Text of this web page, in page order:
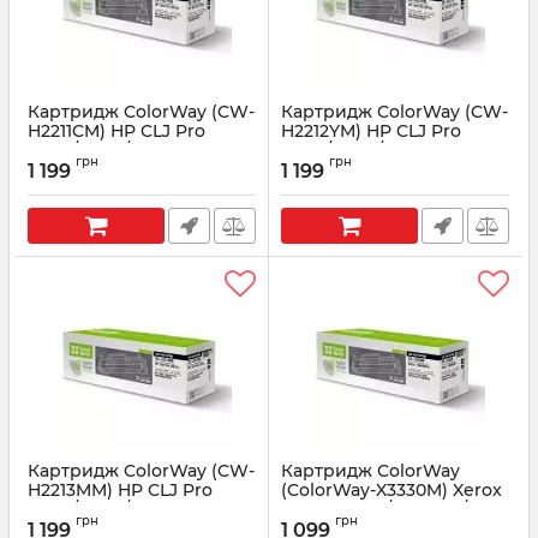
Картридж ColorWay (CW-
H2211CM) HP CLJ Pro
M255/M282/M283 Cyan
(W2211A)
Артикул: CW-H2211CM
1 199 грн
Картридж ColorWay (CW-
H2212YM) HP CLJ Pro
M255/M282/M283 Yellow
(W2212A)
Артикул: CW-H2212YM
1 199 грн
Картридж ColorWay (CW-
H2213MM) HP CLJ Pro
M255/M282/M283
Magenta (W2213A)
1 199 грн
Картридж ColorWay
(ColorWay-X3330M) Xerox
Phaser 3330/WC3335/3345
(106R03621)
1 099 грн